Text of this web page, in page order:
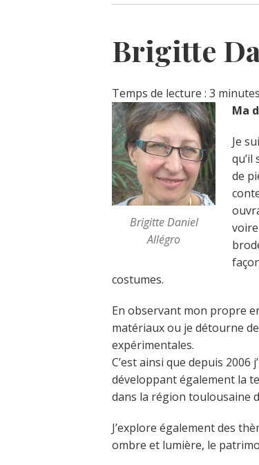
Brigitte
Temps de lecture : 3 minutes
Brigitte Daniel
Allégro
Ma
Je
de
costumes.
En observant mon propre
matériaux ou je détourne
expérimentales.
C’est ainsi que depuis
développant également la
dans la région toulousaine
J’explore également des
ombre et lumière, le